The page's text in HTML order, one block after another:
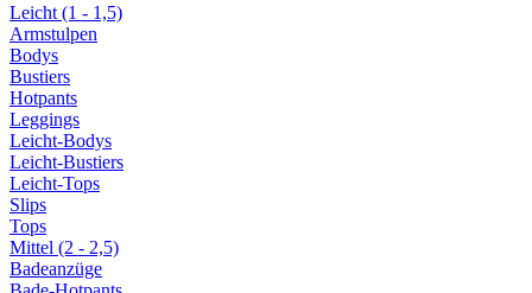
Leicht (1 - 1,5)
Armstulpen
Bodys
Bustiers
Hotpants
Leggings
Leicht-Bodys
Leicht-Bustiers
Leicht-Tops
Slips
Tops
Mittel (2 - 2,5)
Badeanzüge